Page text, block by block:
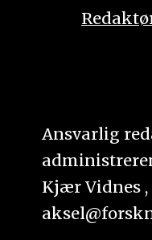
Ansvarlig
Kjær Vidnes ,